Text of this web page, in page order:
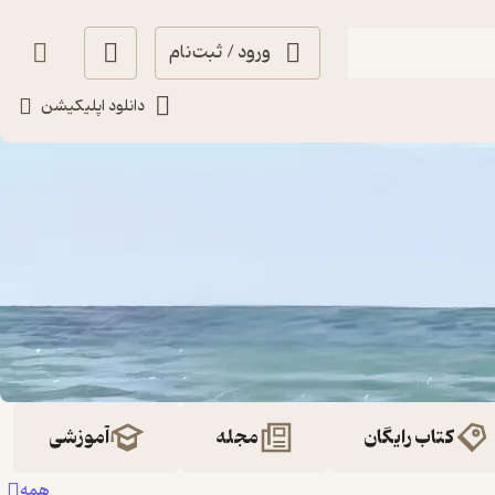
ورود / ثبت‌نام
دانلود اپلیکیشن
کتاب رایگان مجله آموزشی